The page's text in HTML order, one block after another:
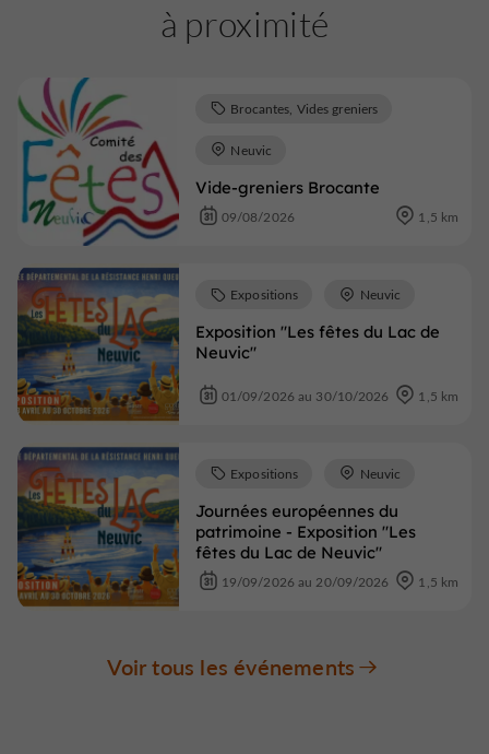
à proximité
Vide-greniers Brocante
Brocantes, Vides greniers
Neuvic
09/08/2026 1,5 km
Exposition "Les fêtes du Lac de
Neuvic"
Expositions Neuvic
01/09/2026 au 30/10/2026 1,5 km
Journées européennes du
patrimoine - Exposition "Les
fêtes du Lac de Neuvic"
Expositions Neuvic
19/09/2026 au 20/09/2026 1,5 km
Voir tous les événements